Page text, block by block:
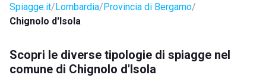
Spiagge.it Lombardia Provincia di Bergamo
Chignolo d'Isola
Scopri le diverse tipologie di spiagge nel
comune di Chignolo d'Isola